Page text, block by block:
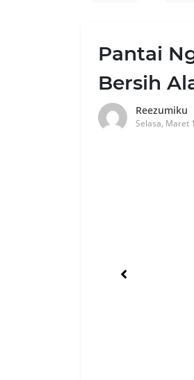
Pantai
Bersih
Reezumiku
Selasa, Maret